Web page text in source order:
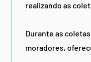
realizando as
Durante as
moradores,